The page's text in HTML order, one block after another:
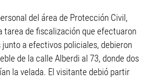
del área de Protección Civil,
tarea de fiscalización que efectuaron
a efectivos policiales, debieron
de la calle Alberdi al 73, donde dos
la velada. El visitante debió partir